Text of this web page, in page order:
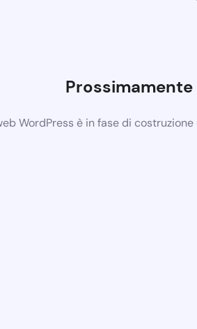
Prossimamente
WordPress è in fase di